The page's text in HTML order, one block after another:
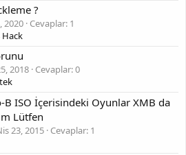
?
2020 Cevaplar: 1
Hack
2018 Cevaplar: 0
B ISO İçerisindeki Oyunlar XMB da
Lütfen
23, 2015 Cevaplar: 1